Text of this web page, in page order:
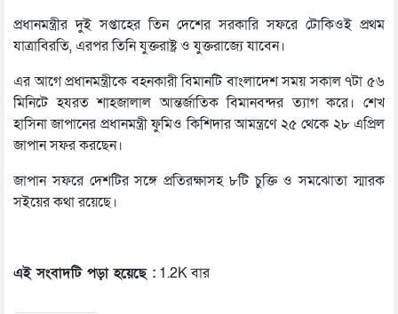
প্রধানমন্ত্রীর দুই সপ্তাহের তিন দেশের সরকারি সফরে টোকিওই প্রথম
যাত্রাবিরতি, এরপর তিনি যুক্তরাষ্ট্র ও যুক্তরাজ্যে যাবেন।
এর আগে প্রধানমন্ত্রীকে বহনকারী বিমানটি বাংলাদেশ সময় সকাল ৭টা ৫৬
মিনিটে হযরত শাহজালাল আন্তর্জাতিক বিমানবন্দর ত্যাগ করে। শেখ
হাসিনা জাপানের প্রধানমন্ত্রী ফুমিও কিশিদার আমন্ত্রণে ২৫ থেকে ২৮ এপ্রিল
জাপান সফর করছেন।
জাপান সফরে দেশটির সঙ্গে প্রতিরক্ষাসহ ৮টি চুক্তি ও সমঝোতা স্মারক
সইয়ের কথা রয়েছে।
এই সংবাদটি পড়া হয়েছে : 1.2K বার